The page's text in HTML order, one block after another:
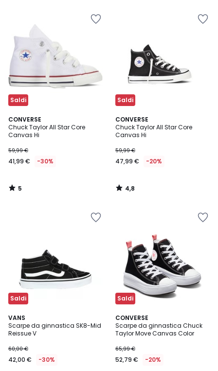
Saldi
CONVERSE
Chuck Taylor All Star Core
Canvas Hi
59,99 €
41,99 € -30%
5
/
5
5
/
Saldi
CONVERSE
Chuck Taylor All Star Core
Canvas Hi
59,99 €
47,99 € -20%
4,8
/ 5
4,8
/
Saldi
VANS
Scarpe da ginnastica SK8-Mid
Reissue V
60,00 €
42,00 € -30%
4,3
/ 5
Saldi
CONVERSE
Scarpe da ginnastica Chuck
Taylor Move Canvas Color
65,99 €
52,79 € -20%
4,9
/ 5